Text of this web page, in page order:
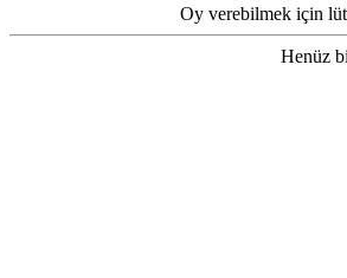
Oy verebilmek için
Henüz